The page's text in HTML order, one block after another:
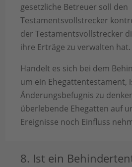
gesetzliche Betreuer soll den
Testamentsvollstrecker
der Testamentsvollstrecker
ihre Erträge zu verwalten hat.
Handelt es sich bei dem
um ein Ehegattentestament,
Änderungsbefugnis zu
überlebende Ehegatten auf
Ereignisse noch Einfluss
8. Ist ein